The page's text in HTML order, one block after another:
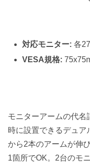
対応モニター: 各
VESA規格:
モニターアームの代名
時に設置できるデュ
から2本のアームが伸
1箇所でOK。2台のモ